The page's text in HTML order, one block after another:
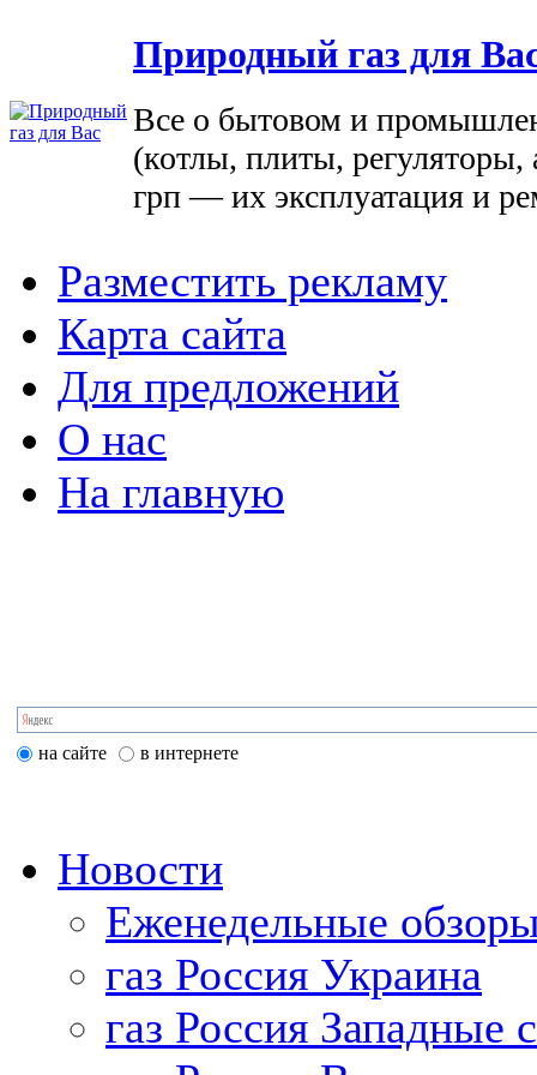
Природный газ для
Все о бытовом и
(котлы, плиты, регуляторы,
грп — их эксплуатация и
Разместить рекламу
Карта сайта
Для предложений
О нас
На главную
на сайте в интернете
Новости
Еженедельные
газ Россия Украина
газ Россия Западные